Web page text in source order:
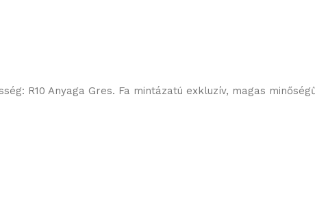
R10 Anyaga Gres. Fa mintázatú exkluzív, magas